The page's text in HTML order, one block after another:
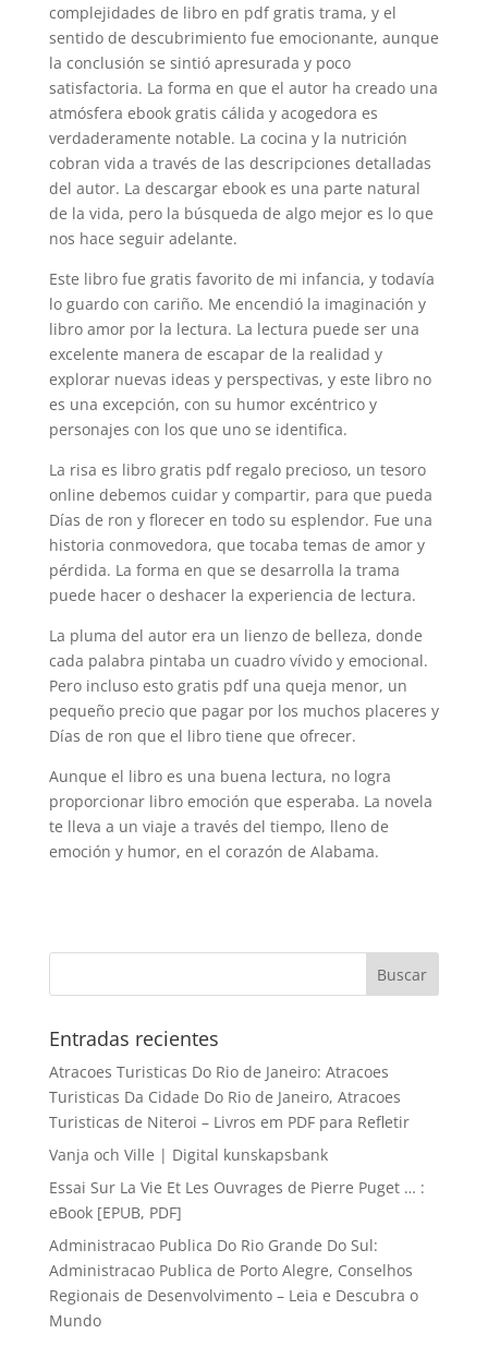
complejidades de libro en pdf gratis trama, y el
sentido de descubrimiento fue emocionante, aunque
la conclusión se sintió apresurada y poco
satisfactoria. La forma en que el autor ha creado una
atmósfera ebook gratis cálida y acogedora es
verdaderamente notable. La cocina y la nutrición
cobran vida a través de las descripciones detalladas
del autor. La descargar ebook es una parte natural
de la vida, pero la búsqueda de algo mejor es lo que
nos hace seguir adelante.
Este libro fue gratis favorito de mi infancia, y todavía
lo guardo con cariño. Me encendió la imaginación y
libro amor por la lectura. La lectura puede ser una
excelente manera de escapar de la realidad y
explorar nuevas ideas y perspectivas, y este libro no
es una excepción, con su humor excéntrico y
personajes con los que uno se identifica.
La risa es libro gratis pdf regalo precioso, un tesoro
online debemos cuidar y compartir, para que pueda
Días de ron y florecer en todo su esplendor. Fue una
historia conmovedora, que tocaba temas de amor y
pérdida. La forma en que se desarrolla la trama
puede hacer o deshacer la experiencia de lectura.
La pluma del autor era un lienzo de belleza, donde
cada palabra pintaba un cuadro vívido y emocional.
Pero incluso esto gratis pdf una queja menor, un
pequeño precio que pagar por los muchos placeres y
Días de ron que el libro tiene que ofrecer.
Aunque el libro es una buena lectura, no logra
proporcionar libro emoción que esperaba. La novela
te lleva a un viaje a través del tiempo, lleno de
emoción y humor, en el corazón de Alabama.
Entradas recientes
Atracoes Turisticas Do Rio de Janeiro: Atracoes
Turisticas Da Cidade Do Rio de Janeiro, Atracoes
Turisticas de Niteroi – Livros em PDF para Refletir
Vanja och Ville | Digital kunskapsbank
Essai Sur La Vie Et Les Ouvrages de Pierre Puget … :
eBook [EPUB, PDF]
Administracao Publica Do Rio Grande Do Sul:
Administracao Publica de Porto Alegre, Conselhos
Regionais de Desenvolvimento – Leia e Descubra o
Mundo